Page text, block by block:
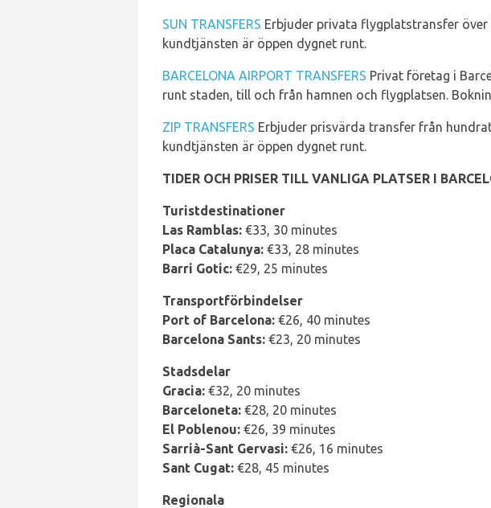
SUN TRANSFERS Erbjuder privata flygplatstransfer
kundtjänsten är öppen dygnet runt.
BARCELONA AIRPORT TRANSFERS Privat företag i
runt staden, till och från hamnen och flygplatsen.
ZIP TRANSFERS Erbjuder prisvärda transfer från
kundtjänsten är öppen dygnet runt.
TIDER OCH PRISER TILL VANLIGA PLATSER I
Turistdestinationer
Las Ramblas: €33, 30 minutes
Placa Catalunya: €33, 28 minutes
Barri Gotic: €29, 25 minutes
Transportförbindelser
Port of Barcelona: €26, 40 minutes
Barcelona Sants: €23, 20 minutes
Stadsdelar
Gracia: €32, 20 minutes
Barceloneta: €28, 20 minutes
El Poblenou: €26, 39 minutes
Sarrià-Sant Gervasi: €26, 16 minutes
Sant Cugat: €28, 45 minutes
Regionala